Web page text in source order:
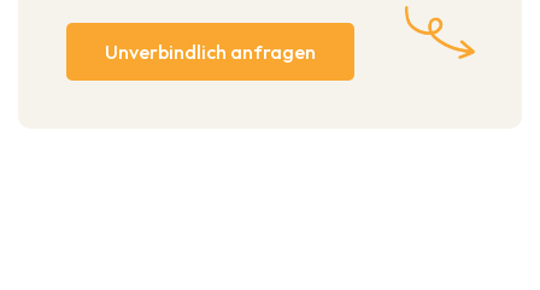
Unverbindlich anfragen